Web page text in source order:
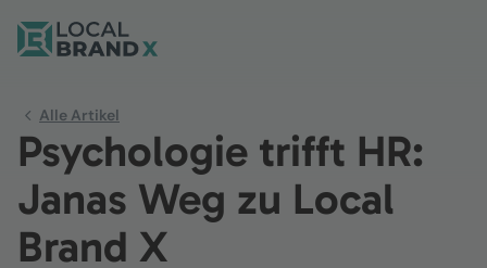
Alle Artikel
Psychologie trifft HR:
Janas Weg zu Local
Brand X